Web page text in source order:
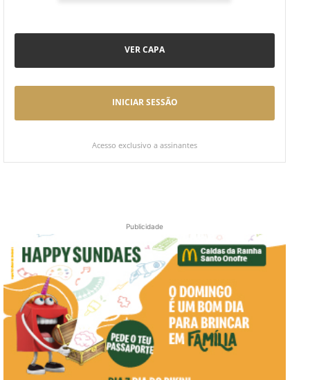
VER CAPA
INICIAR SESSÃO
Acesso exclusivo a assinantes
Publicidade